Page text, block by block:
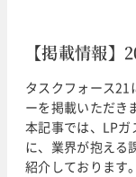
【掲載情報
タスクフォース21
ーを掲載いただき
本記事では、LP
に、業界が抱える
紹介しております。